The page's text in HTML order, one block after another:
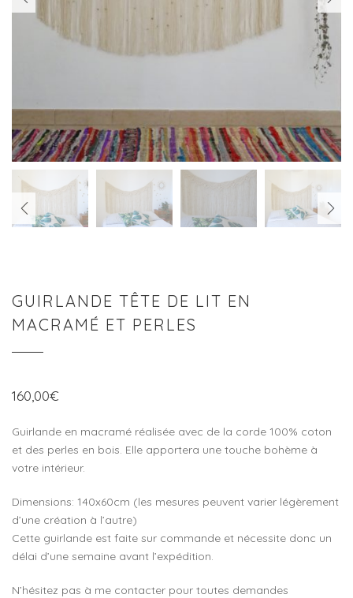
PREVIOUS NEXT
GUIRLANDE TÊTE DE LIT EN
MACRAMÉ ET PERLES
160,00€
Guirlande en macramé réalisée avec de la corde 100% coton
et des perles en bois. Elle apportera une touche bohème à
votre intérieur.
Dimensions: 140x60cm (les mesures peuvent varier légèrement
d’une création à l’autre)
Cette guirlande est faite sur commande et nécessite donc un
délai d’une semaine avant l’expédition.
N’hésitez pas à me contacter pour toutes demandes